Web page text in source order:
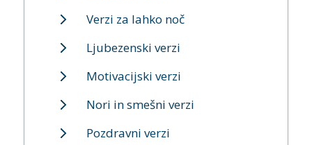
Verzi za lahko noč
Ljubezenski verzi
Motivacijski verzi
Nori in smešni verzi
Pozdravni verzi